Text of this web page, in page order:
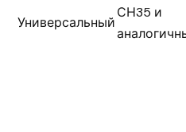
Универсальный
СН35 и